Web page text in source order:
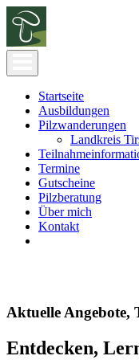
Startseite
Ausbildungen
Pilzwanderungen
Landkreis
Termine
Gutscheine
Pilzberatung
Über mich
Kontakt
Aktuelle Angebote,
Entdecken,